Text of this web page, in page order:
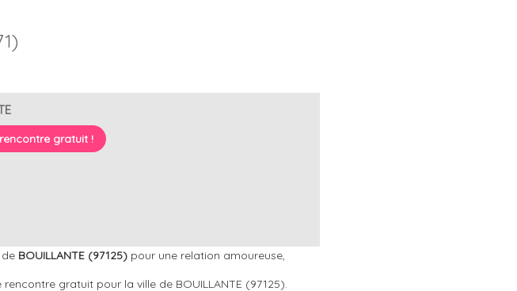
gratuit !
BOUILLANTE (97125) pour une relation amoureuse,
gratuit pour la ville de BOUILLANTE (97125).